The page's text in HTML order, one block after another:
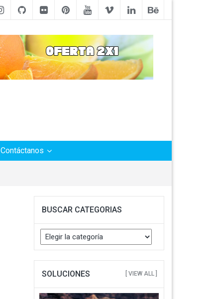
Contáctanos
BUSCAR CATEGORIAS
Buscar
Categorias
SOLUCIONES [ VIEW ALL ]